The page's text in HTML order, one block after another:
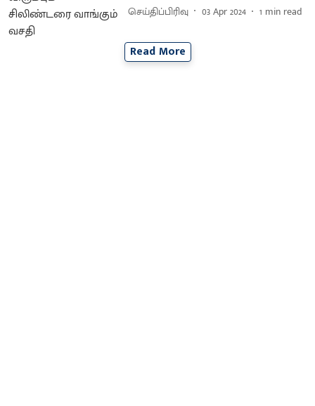
செய்திப்பிரிவு 03 Apr 2024 1 min read
Read More